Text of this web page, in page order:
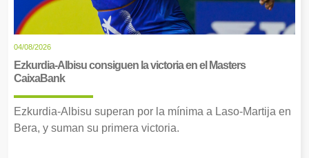
04/08/2026
Ezkurdia-Albisu consiguen la victoria en el Masters
CaixaBank
Ezkurdia-Albisu superan por la mínima a Laso-Martija en
Bera, y suman su primera victoria.